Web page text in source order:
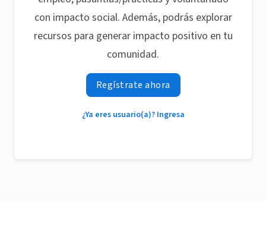
con impacto social. Además, podrás explorar
recursos para generar impacto positivo en tu
comunidad.
Regístrate ahora
¿Ya eres usuario(a)? Ingresa